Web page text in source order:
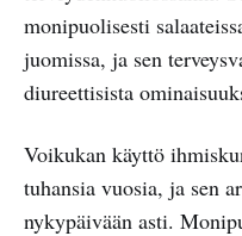
monipuolisesti
juomissa, ja sen
diureettisista
Voikukan käyttö
tuhansia vuosia, ja sen
nykypäivään asti.